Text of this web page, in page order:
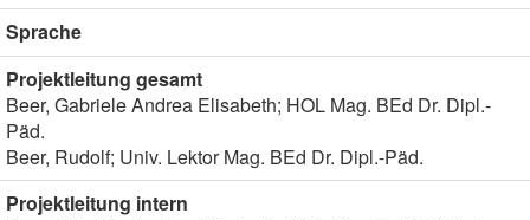
Sprache
Projektleitung gesamt
Beer, Gabriele Andrea Elisabeth; HOL Mag. BEd Dr. Dipl.-
Päd.
Beer, Rudolf; Univ. Lektor Mag. BEd Dr. Dipl.-Päd.
Projektleitung intern